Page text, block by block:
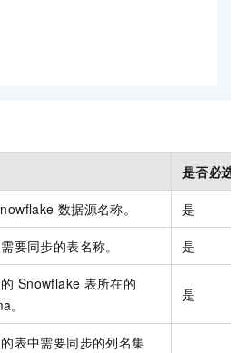
是否必选
数据源名称。 是
要同步的表名称。 是
Snowflake 表所在的
。
是
表中需要同步的列名集